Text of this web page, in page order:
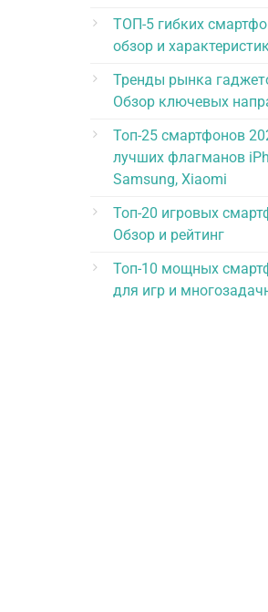
ТОП-5 гибких
обзор и
Тренды рынка
Обзор ключевых
Топ-25 смартфонов
лучших флагманов
Samsung, Xiaomi
Топ-20 игровых
Обзор и рейтинг
Топ-10 мощных
для игр и